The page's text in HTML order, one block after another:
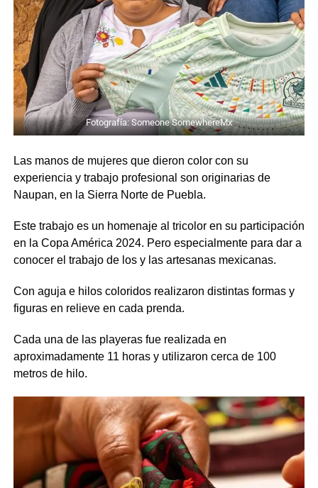
Fotografía: Someone SomewhereMx
Las manos de mujeres que dieron color con su
experiencia y trabajo profesional son originarias de
Naupan, en la Sierra Norte de Puebla.
Este trabajo es un homenaje al tricolor en su participación
en la Copa América 2024. Pero especialmente para dar a
conocer el trabajo de los y las artesanas mexicanas.
Con aguja e hilos coloridos realizaron distintas formas y
figuras en relieve en cada prenda.
Cada una de las playeras fue realizada en
aproximadamente 11 horas y utilizaron cerca de 100
metros de hilo.